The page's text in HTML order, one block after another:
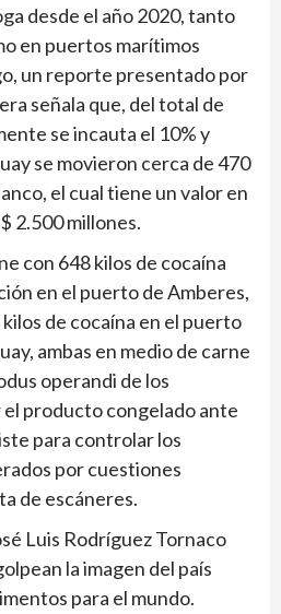
desde el año 2020, tanto
en puertos marítimos
un reporte presentado por
señala que, del total de
se incauta el 10% y
se movieron cerca de 470
el cual tiene un valor en
2.500 millones.
con 648 kilos de cocaína
en el puerto de Amberes,
de cocaína en el puerto
ambas en medio de carne
operandi de los
producto congelado ante
para controlar los
por cuestiones
de escáneres.
Luis Rodríguez Tornaco
la imagen del país
para el mundo.